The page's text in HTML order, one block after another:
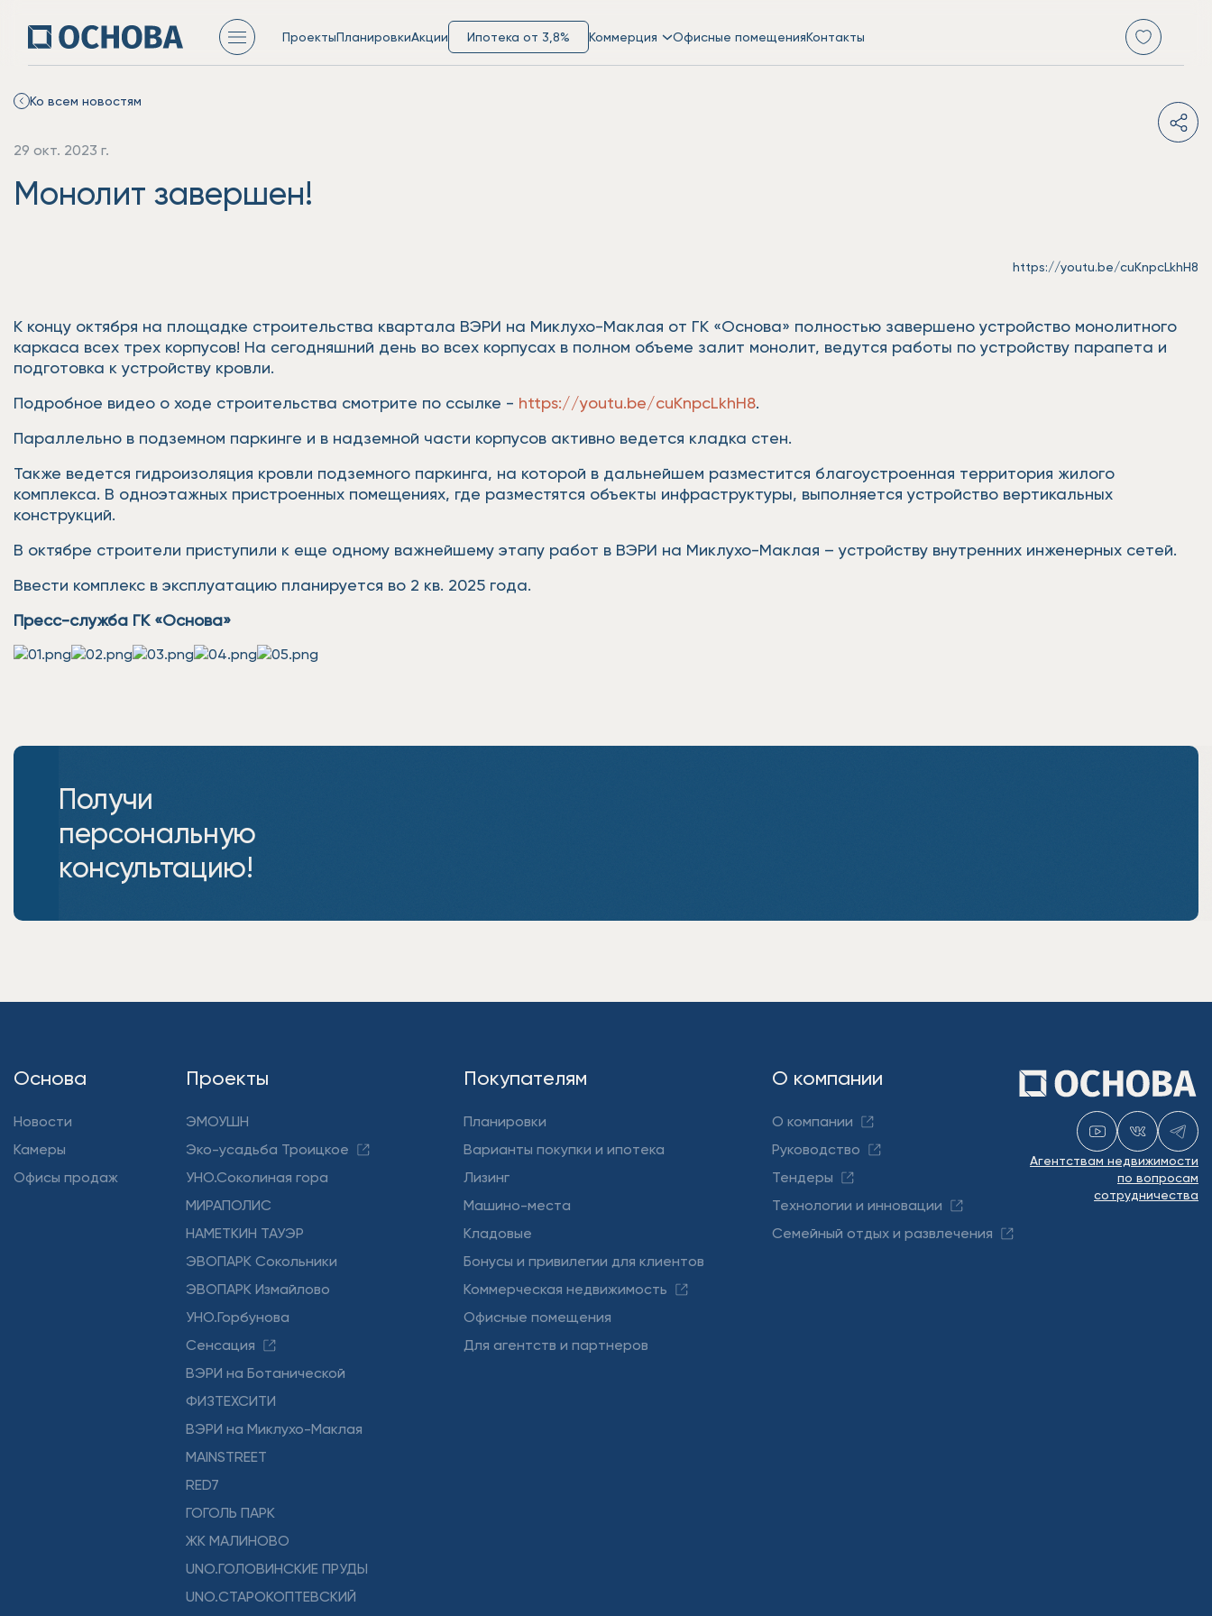
ПроектыПланировкиАкции Ипотека от 3,8% Коммерция Офисные помещенияКонтакты
Ко всем новостям
29 окт. 2023 г.
Монолит завершен!
https://youtu.be/cuKnpcLkhH8
К концу октября на площадке строительства квартала ВЭРИ на Миклухо-Маклая от ГК «Основа» полностью завершено устройство монолитного
каркаса всех трех корпусов! На сегодняшний день во всех корпусах в полном объеме залит монолит, ведутся работы по устройству парапета и
подготовка к устройству кровли.
Подробное видео о ходе строительства смотрите по ссылке - https://youtu.be/cuKnpcLkhH8.
Параллельно в подземном паркинге и в надземной части корпусов активно ведется кладка стен.
Также ведется гидроизоляция кровли подземного паркинга, на которой в дальнейшем разместится благоустроенная территория жилого
комплекса. В одноэтажных пристроенных помещениях, где разместятся объекты инфраструктуры, выполняется устройство вертикальных
конструкций.
В октябре строители приступили к еще одному важнейшему этапу работ в ВЭРИ на Миклухо-Маклая – устройству внутренних инженерных сетей.
Ввести комплекс в эксплуатацию планируется во 2 кв. 2025 года.
Пресс-служба ГК «Основа»
Получи
персональную
консультацию!
Основа
Новости
Камеры
Офисы продаж
Проекты
ЭМОУШН
Эко-усадьба Троицкое
УНО.Соколиная гора
МИРАПОЛИС
НАМЕТКИН ТАУЭР
ЭВОПАРК Сокольники
ЭВОПАРК Измайлово
УНО.Горбунова
Сенсация
ВЭРИ на Ботанической
ФИЗТЕХСИТИ
ВЭРИ на Миклухо-Маклая
MAINSTREET
RED7
ГОГОЛЬ ПАРК
ЖК МАЛИНОВО
UNO.ГОЛОВИНСКИЕ ПРУДЫ
UNO.СТАРОКОПТЕВСКИЙ
Покупателям
Планировки
Варианты покупки и ипотека
Лизинг
Машино-места
Кладовые
Бонусы и привилегии для клиентов
Коммерческая недвижимость
Офисные помещения
Для агентств и партнеров
О компании
О компании
Руководство
Тендеры
Технологии и инновации
Семейный отдых и развлечения
Агентствам недвижимости
по вопросам
сотрудничества